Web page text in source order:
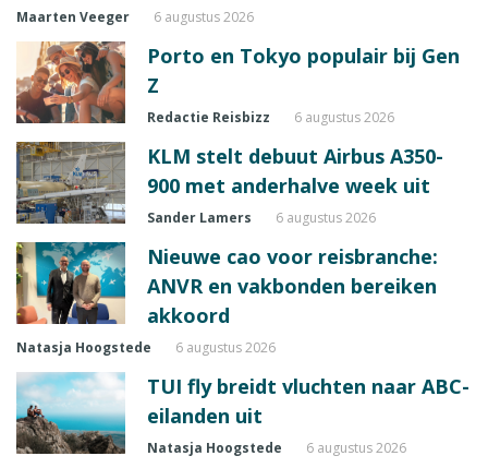
Maarten Veeger 6 augustus 2026
Porto en Tokyo populair bij Gen
Z
Redactie Reisbizz 6 augustus 2026
KLM stelt debuut Airbus A350-
900 met anderhalve week uit
Sander Lamers 6 augustus 2026
Nieuwe cao voor reisbranche:
ANVR en vakbonden bereiken
akkoord
Natasja Hoogstede 6 augustus 2026
TUI fly breidt vluchten naar ABC-
eilanden uit
Natasja Hoogstede 6 augustus 2026